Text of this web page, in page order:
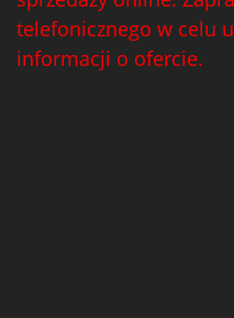
telefonicznego w celu
informacji o ofercie.